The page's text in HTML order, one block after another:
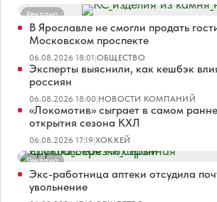
Реклама
В Ярославле не смогли продать
Московском проспекте
06.08.2026 18:01|ОБЩЕСТВО
Эксперты выяснили, как кешбэк
россиян
06.08.2026 18:00|НОВОСТИ КОМПАНИЙ
«Локомотив» сыграет в самом
открытия сезона КХЛ
06.08.2026 17:19|ХОККЕЙ
Реклама
Экс-работница аптеки отсудила
увольнение